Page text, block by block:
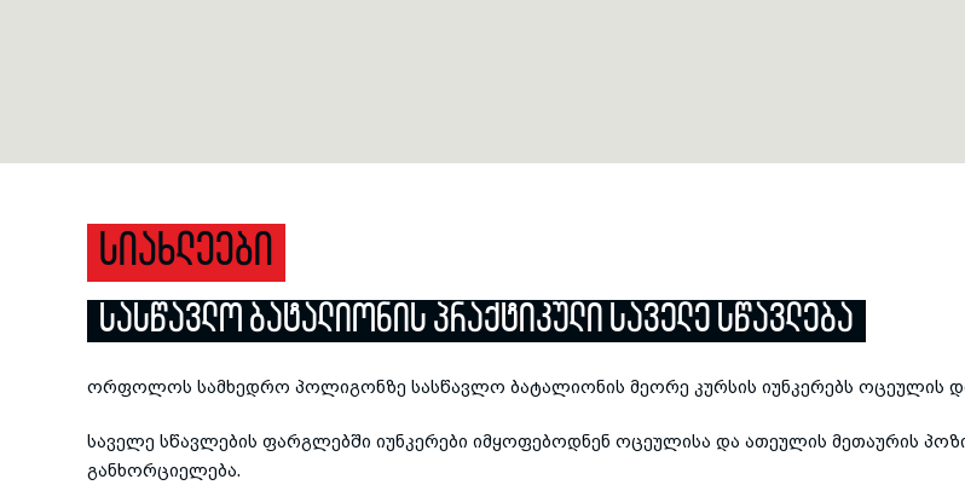
ᲡᲘᲐᲮᲚᲔᲔᲑᲘ
ᲡᲐᲡᲬᲐᲕᲚᲝ ᲑᲐᲢᲐᲚᲘᲝᲜᲘᲡ ᲞᲠᲐᲥᲢᲘᲙᲣᲚᲘ ᲡᲐᲕᲔᲚᲔ ᲡᲬᲐᲕᲚᲔᲑᲐ
ორფოლოს სამხედრო პოლიგონზე სასწავლო ბატალიონის მეორე კურსის იუნკერებს ოცეულის
საველე სწავლების ფარგლებში იუნკერები იმყოფებოდნენ ოცეულისა და ათეულის მეთაურის
განხორციელება.